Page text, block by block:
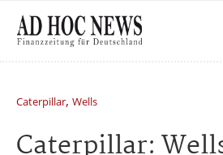
Caterpillar, Wells
Caterpillar: